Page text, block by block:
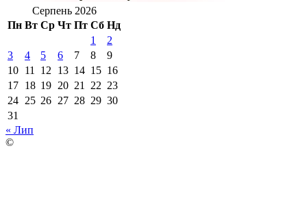
Серпень 2026
Пн Вт Ср Чт Пт Сб Нд
1
2
3
4 5 6 7 8
9
10 11 12 13 14 15 16
17 18 19 20 21 22 23
24 25 26 27 28 29 30
31
« Лип
©